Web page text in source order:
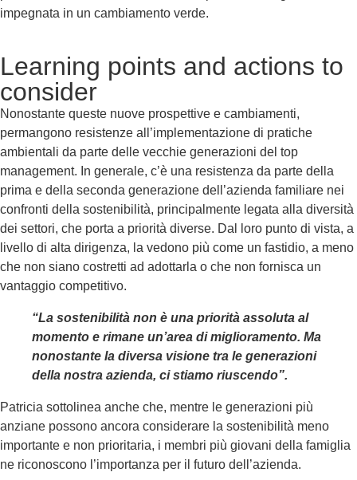
impegnata in un cambiamento verde.
Learning points and actions to
consider
Nonostante queste nuove prospettive e cambiamenti,
permangono resistenze all’implementazione di pratiche
ambientali da parte delle vecchie generazioni del top
management. In generale, c’è una resistenza da parte della
prima e della seconda generazione dell’azienda familiare nei
confronti della sostenibilità, principalmente legata alla diversità
dei settori, che porta a priorità diverse. Dal loro punto di vista, a
livello di alta dirigenza, la vedono più come un fastidio, a meno
che non siano costretti ad adottarla o che non fornisca un
vantaggio competitivo.
“La sostenibilità non è una priorità assoluta al
momento e rimane un’area di miglioramento. Ma
nonostante la diversa visione tra le generazioni
della nostra azienda, ci stiamo riuscendo”.
Patricia sottolinea anche che, mentre le generazioni più
anziane possono ancora considerare la sostenibilità meno
importante e non prioritaria, i membri più giovani della famiglia
ne riconoscono l’importanza per il futuro dell’azienda.